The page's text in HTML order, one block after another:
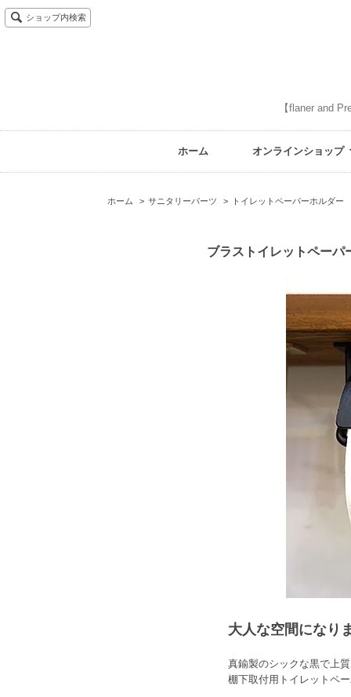
ショップ内検索
【flaner and
ホーム オンラインショップ
ホーム > サニタリーパーツ > トイレットペーパーホルダー
ブラストイレットペー
大人な空間になり
真鍮製のシックな黒で上
棚下取付用トイレットペ